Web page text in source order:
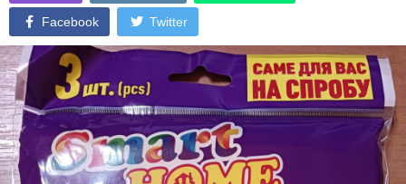
Facebook Twitter